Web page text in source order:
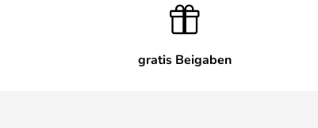
gratis Beigaben